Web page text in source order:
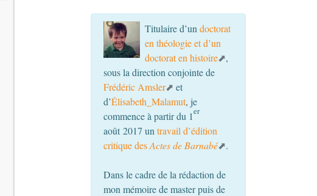
Titulaire d’un doctorat
en théologie et d’un
doctorat en histoire
,
sous la direction conjointe de
Frédéric Amsler
et
d’Élisabeth_Malamut, je
commence à partir du 1er
août 2017 un travail d’édition
critique desActes de Barnabé .
Dans le cadre de la rédaction de
mon mémoire de master puis de